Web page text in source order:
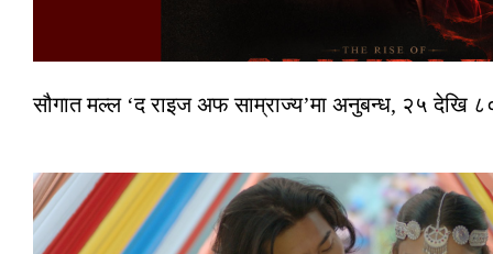
सौगात मल्ल ‘द राइज अफ साम्राज्य’मा अनुबन्ध, २५ देखि